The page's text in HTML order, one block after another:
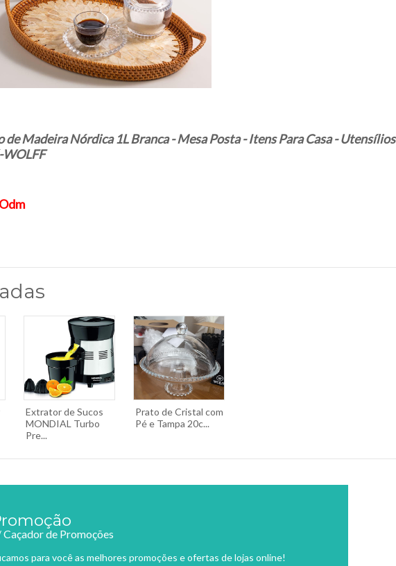
de Madeira Nórdica 1L Branca - Mesa Posta - Itens Para Casa - Utensílios
WOLFF
Extrator de Sucos
MONDIAL Turbo
Pre...
Prato de Cristal com
Pé e Tampa 20c...
de Promoções
para você as melhores promoções e ofertas de lojas online!